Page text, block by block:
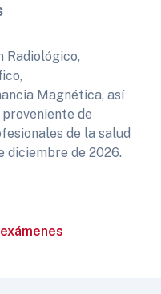
Radiológico,
Magnética, así
de
de la salud
diciembre de 2026.